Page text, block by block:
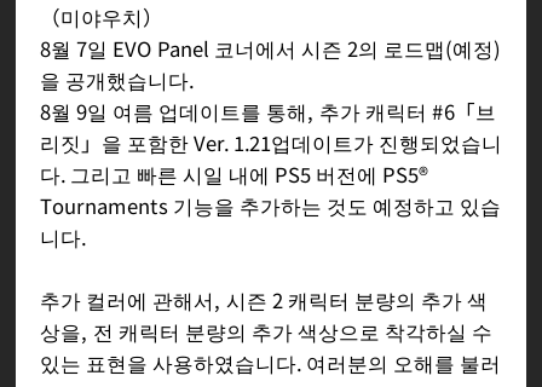
（미야우치）
8월 7일 EVO Panel 코너에서 시즌 2의 로드맵(예정)
을 공개했습니다.
8월 9일 여름 업데이트를 통해, 추가 캐릭터 #6「브
리짓」을 포함한 Ver. 1.21업데이트가 진행되었습니
다. 그리고 빠른 시일 내에 PS5 버전에 PS5®
Tournaments 기능을 추가하는 것도 예정하고 있습
니다.
추가 컬러에 관해서, 시즌 2 캐릭터 분량의 추가 색
상을, 전 캐릭터 분량의 추가 색상으로 착각하실 수
있는 표현을 사용하였습니다. 여러분의 오해를 불러